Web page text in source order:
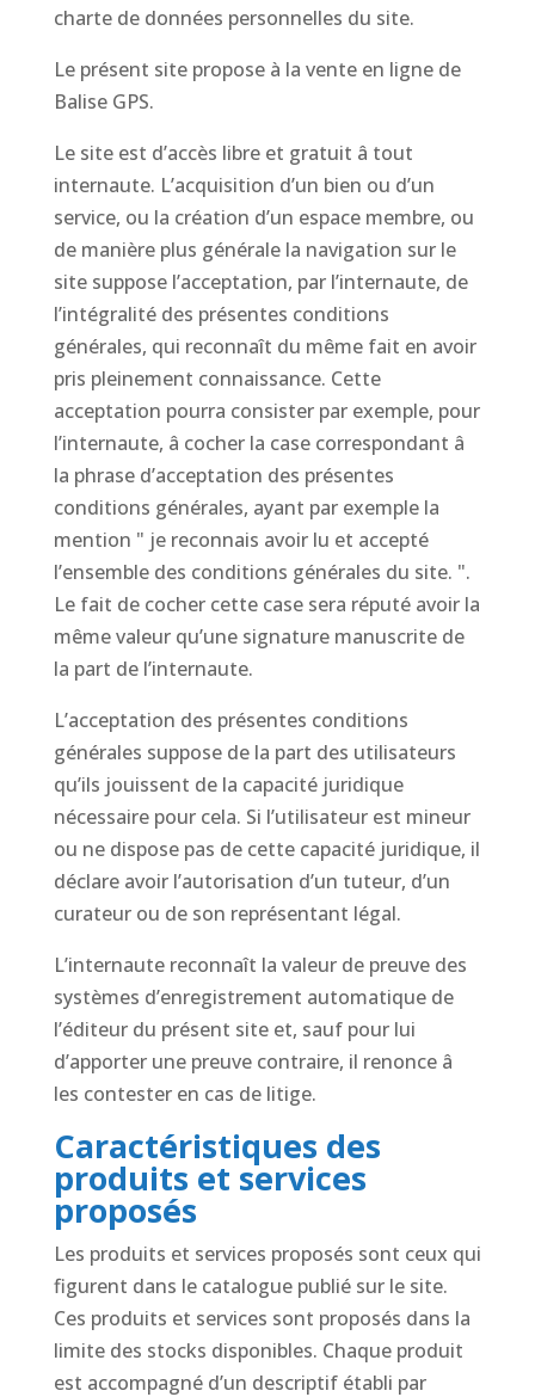
charte de données personnelles du site.
Le présent site propose à la vente en ligne de
Balise GPS.
Le site est d’accès libre et gratuit â tout
internaute. L’acquisition d’un bien ou d’un
service, ou la création d’un espace membre, ou
de manière plus générale la navigation sur le
site suppose l’acceptation, par l’internaute, de
l’intégralité des présentes conditions
générales, qui reconnaît du même fait en avoir
pris pleinement connaissance. Cette
acceptation pourra consister par exemple, pour
l’internaute, â cocher la case correspondant â
la phrase d’acceptation des présentes
conditions générales, ayant par exemple la
mention " je reconnais avoir lu et accepté
l’ensemble des conditions générales du site. ".
Le fait de cocher cette case sera réputé avoir la
même valeur qu’une signature manuscrite de
la part de l’internaute.
L’acceptation des présentes conditions
générales suppose de la part des utilisateurs
qu’ils jouissent de la capacité juridique
nécessaire pour cela. Si l’utilisateur est mineur
ou ne dispose pas de cette capacité juridique, il
déclare avoir l’autorisation d’un tuteur, d’un
curateur ou de son représentant légal.
L’internaute reconnaît la valeur de preuve des
systèmes d’enregistrement automatique de
l’éditeur du présent site et, sauf pour lui
d’apporter une preuve contraire, il renonce â
les contester en cas de litige.
Caractéristiques des
produits et services
proposés
Les produits et services proposés sont ceux qui
figurent dans le catalogue publié sur le site.
Ces produits et services sont proposés dans la
limite des stocks disponibles. Chaque produit
est accompagné d’un descriptif établi par